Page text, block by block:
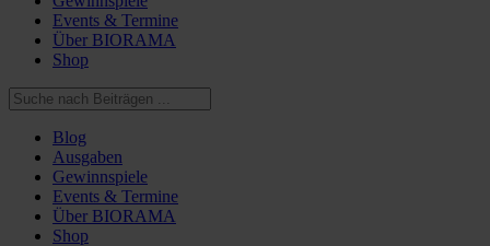
Events & Termine
Über BIORAMA
Shop
Blog
Ausgaben
Gewinnspiele
Events & Termine
Über BIORAMA
Shop